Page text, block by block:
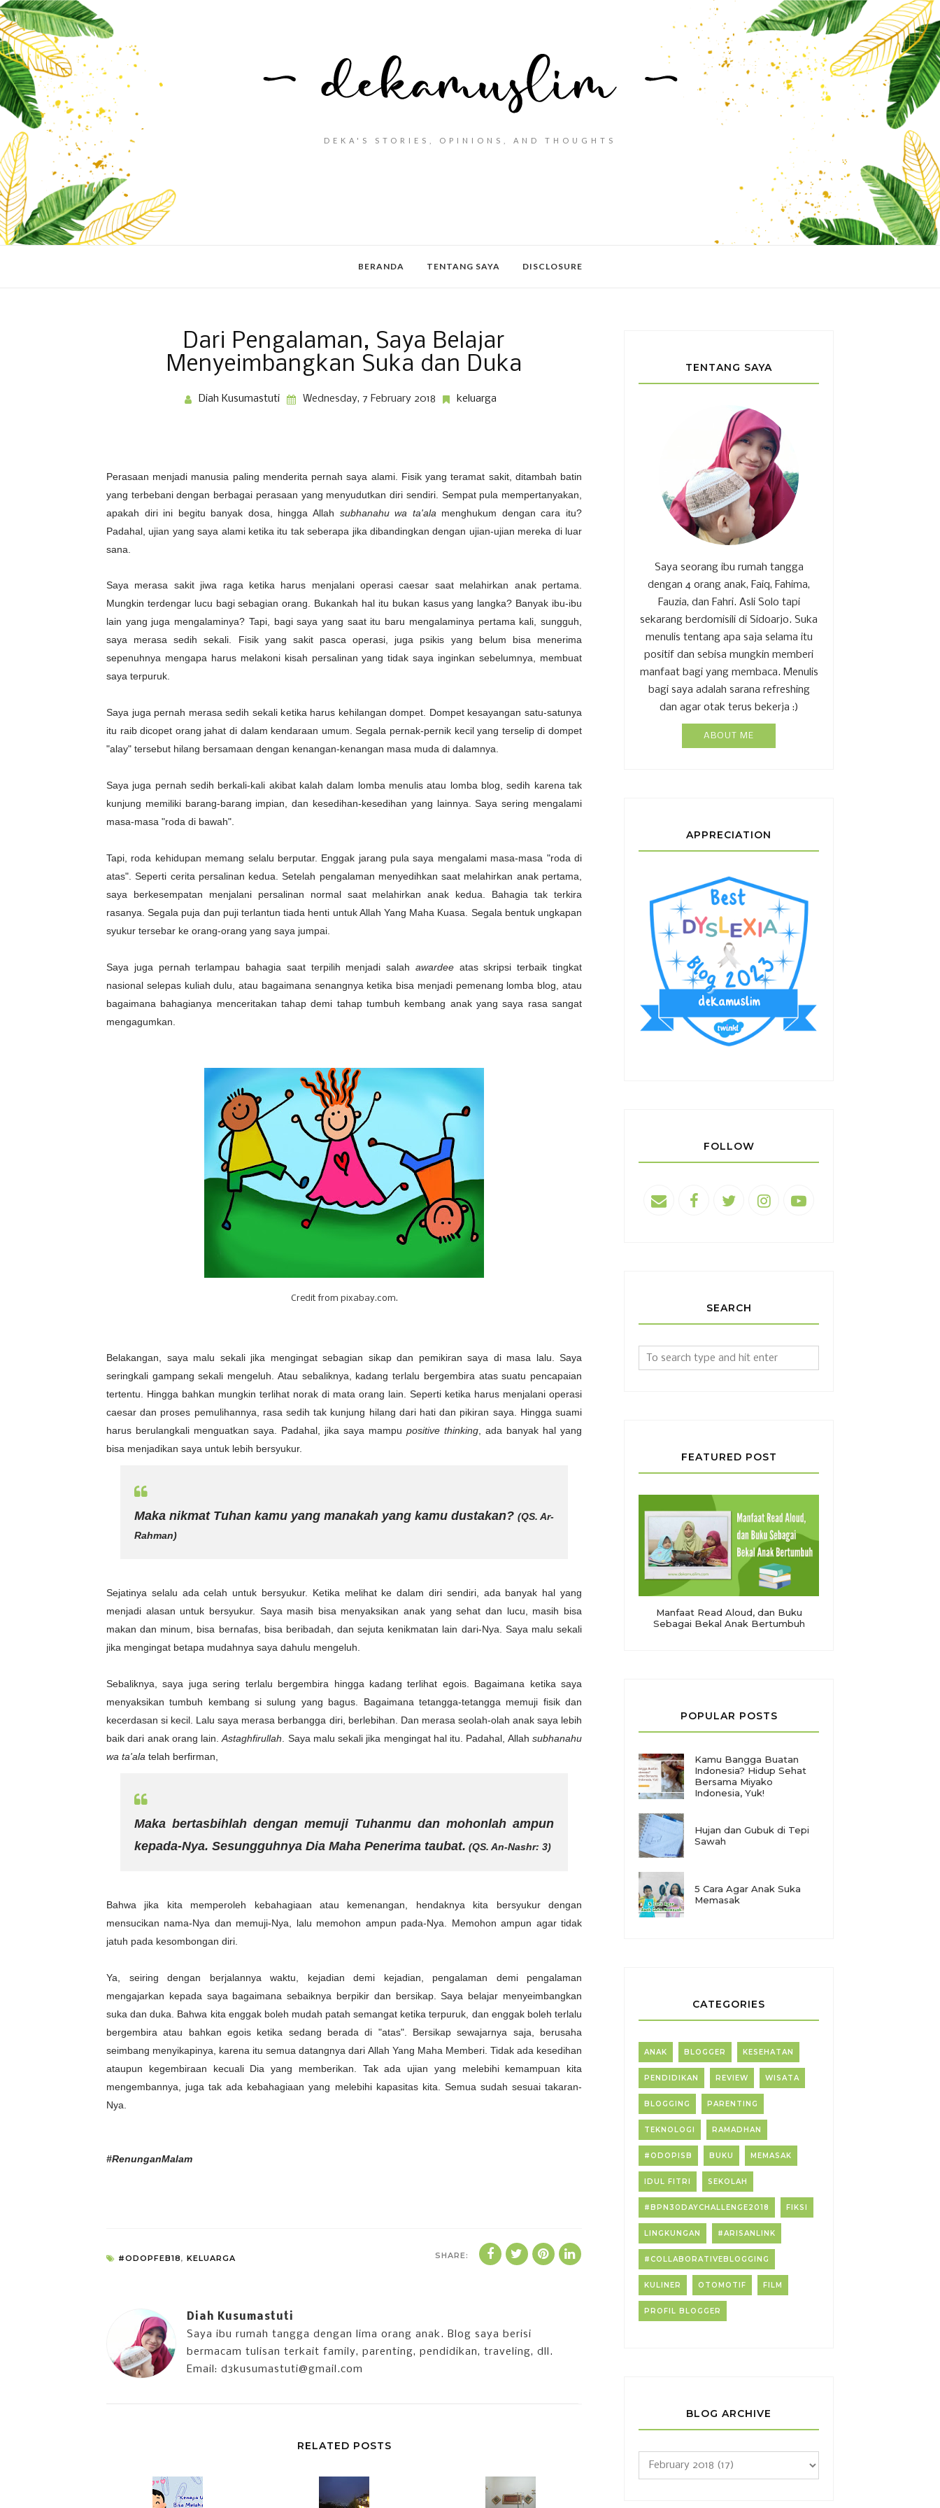
DEKA'S STORIES, OPINIONS, AND THOUGHTS
BERANDA TENTANG SAYA DISCLOSURE
Dari Pengalaman, Saya Belajar
Menyeimbangkan Suka dan Duka
Diah Kusumastuti Wednesday, 7 February 2018 keluarga
Perasaan menjadi manusia paling menderita pernah saya alami. Fisik yang teramat sakit, ditambah batin
yang terbebani dengan berbagai perasaan yang menyudutkan diri sendiri. Sempat pula mempertanyakan,
apakah diri ini begitu banyak dosa, hingga Allah subhanahu wa ta'ala menghukum dengan cara itu?
Padahal, ujian yang saya alami ketika itu tak seberapa jika dibandingkan dengan ujian-ujian mereka di luar
sana.
Saya merasa sakit jiwa raga ketika harus menjalani operasi caesar saat melahirkan anak pertama.
Mungkin terdengar lucu bagi sebagian orang. Bukankah hal itu bukan kasus yang langka? Banyak ibu-ibu
lain yang juga mengalaminya? Tapi, bagi saya yang saat itu baru mengalaminya pertama kali, sungguh,
saya merasa sedih sekali. Fisik yang sakit pasca operasi, juga psikis yang belum bisa menerima
sepenuhnya mengapa harus melakoni kisah persalinan yang tidak saya inginkan sebelumnya, membuat
saya terpuruk.
Saya juga pernah merasa sedih sekali ketika harus kehilangan dompet. Dompet kesayangan satu-satunya
itu raib dicopet orang jahat di dalam kendaraan umum. Segala pernak-pernik kecil yang terselip di dompet
"alay" tersebut hilang bersamaan dengan kenangan-kenangan masa muda di dalamnya.
Saya juga pernah sedih berkali-kali akibat kalah dalam lomba menulis atau lomba blog, sedih karena tak
kunjung memiliki barang-barang impian, dan kesedihan-kesedihan yang lainnya. Saya sering mengalami
masa-masa "roda di bawah".
Tapi, roda kehidupan memang selalu berputar. Enggak jarang pula saya mengalami masa-masa "roda di
atas". Seperti cerita persalinan kedua. Setelah pengalaman menyedihkan saat melahirkan anak pertama,
saya berkesempatan menjalani persalinan normal saat melahirkan anak kedua. Bahagia tak terkira
rasanya. Segala puja dan puji terlantun tiada henti untuk Allah Yang Maha Kuasa. Segala bentuk ungkapan
syukur tersebar ke orang-orang yang saya jumpai.
Saya juga pernah terlampau bahagia saat terpilih menjadi salah awardee atas skripsi terbaik tingkat
nasional selepas kuliah dulu, atau bagaimana senangnya ketika bisa menjadi pemenang lomba blog, atau
bagaimana bahagianya menceritakan tahap demi tahap tumbuh kembang anak yang saya rasa sangat
mengagumkan.
Credit from pixabay.com.
Belakangan, saya malu sekali jika mengingat sebagian sikap dan pemikiran saya di masa lalu. Saya
seringkali gampang sekali mengeluh. Atau sebaliknya, kadang terlalu bergembira atas suatu pencapaian
tertentu. Hingga bahkan mungkin terlihat norak di mata orang lain. Seperti ketika harus menjalani operasi
caesar dan proses pemulihannya, rasa sedih tak kunjung hilang dari hati dan pikiran saya. Hingga suami
harus berulangkali menguatkan saya. Padahal, jika saya mampu positive thinking , ada banyak hal yang
bisa menjadikan saya untuk lebih bersyukur.
Maka nikmat Tuhan kamu yang manakah yang kamu dustakan? (QS. Ar-
Rahman)
Sejatinya selalu ada celah untuk bersyukur. Ketika melihat ke dalam diri sendiri, ada banyak hal yang
menjadi alasan untuk bersyukur. Saya masih bisa menyaksikan anak yang sehat dan lucu, masih bisa
makan dan minum, bisa bernafas, bisa beribadah, dan sejuta kenikmatan lain dari-Nya. Saya malu sekali
jika mengingat betapa mudahnya saya dahulu mengeluh.
Sebaliknya, saya juga sering terlalu bergembira hingga kadang terlihat egois. Bagaimana ketika saya
menyaksikan tumbuh kembang si sulung yang bagus. Bagaimana tetangga-tetangga memuji fisik dan
kecerdasan si kecil. Lalu saya merasa berbangga diri, berlebihan. Dan merasa seolah-olah anak saya lebih
baik dari anak orang lain.Astaghfirullah . Saya malu sekali jika mengingat hal itu. Padahal, Allahsubhanahu
wa ta'ala telah berfirman,
Maka bertasbihlah dengan memuji Tuhanmu dan mohonlah ampun
kepada-Nya. Sesungguhnya Dia Maha Penerima taubat. (QS. An-Nashr: 3)
Bahwa jika kita memperoleh kebahagiaan atau kemenangan, hendaknya kita bersyukur dengan
mensucikan nama-Nya dan memuji-Nya, lalu memohon ampun pada-Nya. Memohon ampun agar tidak
jatuh pada kesombongan diri.
Ya, seiring dengan berjalannya waktu, kejadian demi kejadian, pengalaman demi pengalaman
mengajarkan kepada saya bagaimana sebaiknya berpikir dan bersikap. Saya belajar menyeimbangkan
suka dan duka. Bahwa kita enggak boleh mudah patah semangat ketika terpuruk, dan enggak boleh terlalu
bergembira atau bahkan egois ketika sedang berada di "atas". Bersikap sewajarnya saja, berusaha
seimbang menyikapinya, karena itu semua datangnya dari Allah Yang Maha Memberi. Tidak ada kesedihan
ataupun kegembiraan kecuali Dia yang memberikan. Tak ada ujian yang melebihi kemampuan kita
mengembannya, juga tak ada kebahagiaan yang melebihi kapasitas kita. Semua sudah sesuai takaran-
Nya.
#RenunganMalam
#ODOPFEB18, KELUARGA SHARE:
Diah Kusumastuti
Saya ibu rumah tangga dengan lima orang anak. Blog saya berisi
bermacam tulisan terkait family, parenting, pendidikan, traveling, dll.
Email: d3kusumastuti@gmail.com
RELATED POSTS
TENTANG SAYA
Saya seorang ibu rumah tangga
dengan 4 orang anak, Faiq, Fahima,
Fauzia, dan Fahri. Asli Solo tapi
sekarang berdomisili di Sidoarjo. Suka
menulis tentang apa saja selama itu
positif dan sebisa mungkin memberi
manfaat bagi yang membaca. Menulis
bagi saya adalah sarana refreshing
dan agar otak terus bekerja :)
ABOUT ME
APPRECIATION
FOLLOW
SEARCH
FEATURED POST
Manfaat Read Aloud, dan Buku
Sebagai Bekal Anak Bertumbuh
POPULAR POSTS
Kamu Bangga Buatan
Indonesia? Hidup Sehat
Bersama Miyako
Indonesia, Yuk!
Hujan dan Gubuk di Tepi
Sawah
5 Cara Agar Anak Suka
Memasak
CATEGORIES
ANAK BLOGGER KESEHATAN
PENDIDIKAN REVIEW WISATA
BLOGGING PARENTING
TEKNOLOGI RAMADHAN
#ODOPISB BUKU MEMASAK
IDUL FITRI SEKOLAH
#BPN30DAYCHALLENGE2018 FIKSI
LINGKUNGAN #ARISANLINK
#COLLABORATIVEBLOGGING
KULINER OTOMOTIF FILM
PROFIL BLOGGER
BLOG ARCHIVE